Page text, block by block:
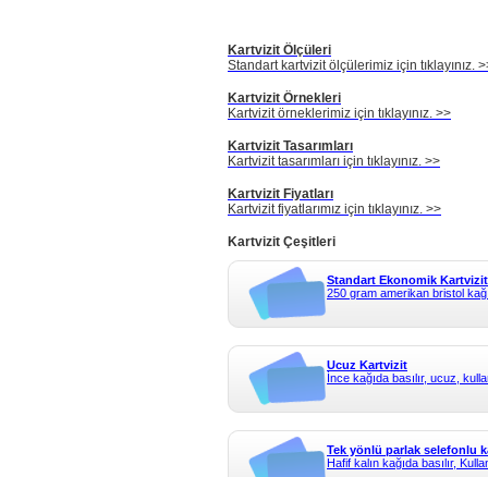
Kartvizit Ölçüleri
Standart kartvizit ölçülerimiz için tıklayınız.
Kartvizit Örnekleri
Kartvizit örneklerimiz için tıklayınız. >>
Kartvizit Tasarımları
Kartvizit tasarımları için tıklayınız. >>
Kartvizit Fiyatları
Kartvizit fiyatlarımız için tıklayınız. >>
Kartvizit Çeşitleri
Standart Ekonomik Kartvizit
250 gram amerikan bristol
Ucuz Kartvizit
İnce kağıda basılır, ucuz,
Tek yönlü parlak selefonlu
Hafif kalın kağıda basılır,